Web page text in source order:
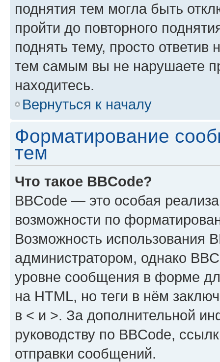
поднятия тем могла быть
пройти до повторного
поднять тему, просто ответив
тем самым вы не нарушаете
находитесь.
Вернуться к началу
Форматирование
тем
Что такое BBCode?
BBCode — это особая
возможности по
Возможность использования
администратором, однако
уровне сообщения в форме
на HTML, но теги в нём
в < и >. За дополнительной
руководству по BBCode,
отправки сообщений.